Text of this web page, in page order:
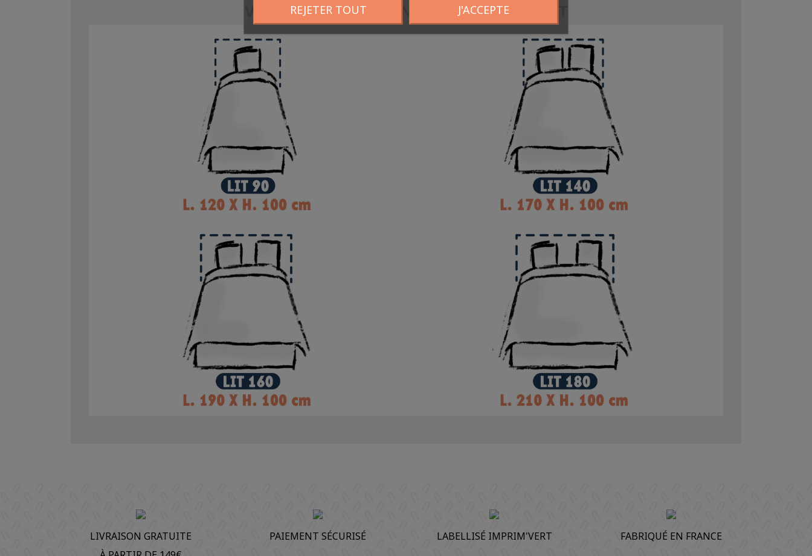
VOS MESURES SUIVANT VOTRE TÊTE DE LIT
LIVRAISON GRATUITE
PAIEMENT SÉCURISÉ LABELLISÉ IMPRIM'VERT FABRIQUÉ EN FRANCE
REJETER TOUT J'ACCEPTE